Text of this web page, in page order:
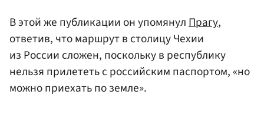
В этой же публикации он упомянулПрагу,
ответив, что маршрут в столицу Чехии
из России сложен, поскольку в республику
нельзя прилететь с российским паспортом, «но
можно приехать по земле».